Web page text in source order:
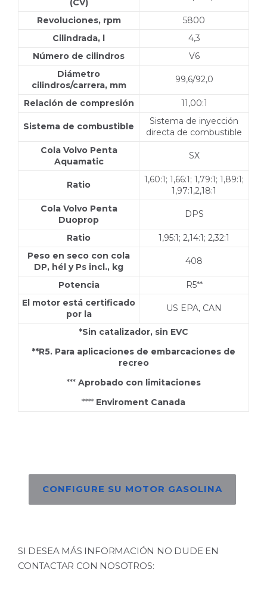
(CV)
Revoluciones, rpm
5800
Cilindrada, l
4,3
Número de cilindros
V6
Diámetro
cilindros/carrera, mm
99,6/92,0
Relación de compresión 11,00:1
Sistema de combustible
Sistema de inyección
directa de combustible
Cola Volvo Penta
Aquamatic
SX
Ratio
1,60:1; 1,66:1; 1,79:1; 1,89:1;
1,97:1,2,18:1
Cola Volvo Penta
Duoprop
DPS
Ratio
1,95:1; 2,14:1; 2,32:1
Peso en seco con cola
DP, hél y Ps incl., kg
408
Potencia
R5**
El motor está certificado
por la
US EPA, CAN
*Sin catalizador, sin EVC
**R5. Para aplicaciones de embarcaciones de
recreo
*** Aprobado con limitaciones
**** Enviroment Canada
CONFIGURE SU MOTOR GASOLINA
SI DESEA MÁS INFORMACIÓN NO DUDE EN
CONTACTAR CON NOSOTROS: